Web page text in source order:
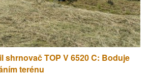
shrnovač TOP V 6520 C: Boduje
terénu